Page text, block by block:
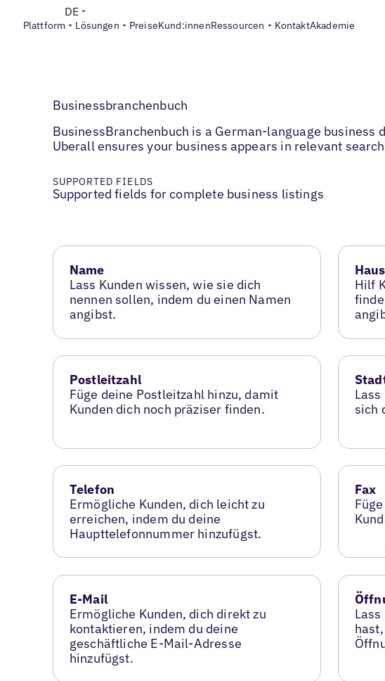
Plattform Lösungen PreiseKund:innenRessourcen KontaktAkademie
DE
Businessbranchenbuch
BusinessBranchenbuch is a German-language
Uberall ensures your business appears in relevant
SUPPORTED FIELDS
Supported fields for complete business listings
Name
Lass Kunden wissen, wie sie dich
nennen sollen, indem du einen Namen
angibst.
Hilf
Postleitzahl
Füge deine Postleitzahl hinzu, damit
Kunden dich noch präziser finden.
sich
Telefon
Ermögliche Kunden, dich leicht zu
erreichen, indem du deine
Haupttelefonnummer hinzufügst.
Fax
E-Mail
Ermögliche Kunden, dich direkt zu
kontaktieren, indem du deine
geschäftliche E-Mail-Adresse
hinzufügst.